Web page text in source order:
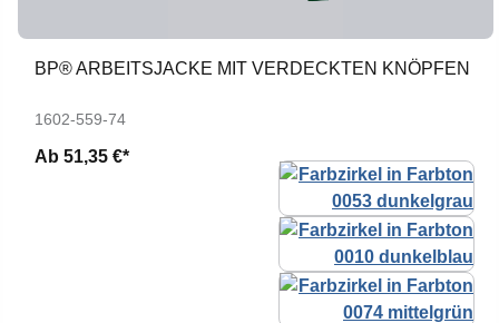
BP® ARBEITSJACKE MIT VERDECKTEN KNÖPFEN
1602-559-74
Ab 51,35 €*